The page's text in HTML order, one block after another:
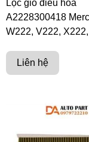
Lọc gió điều hoà
A2228300418
W222, V222,
Liên hệ